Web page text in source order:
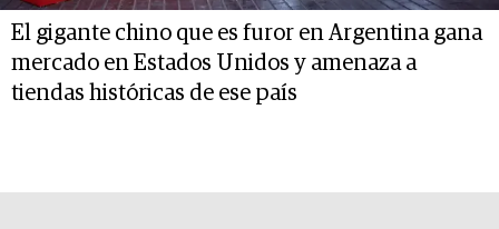
El gigante chino que es furor en Argentina gana
mercado en Estados Unidos y amenaza a
tiendas históricas de ese país